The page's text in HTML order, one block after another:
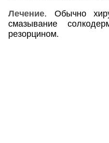
Лечение. Обычно
смазывание
резорцином.